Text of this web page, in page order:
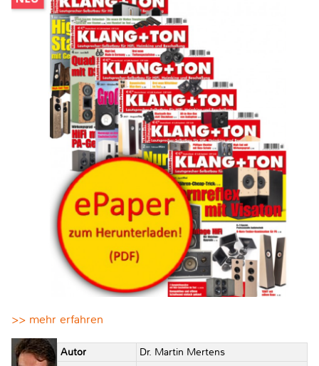
>> mehr erfahren
Autor
Dr. Martin Mertens